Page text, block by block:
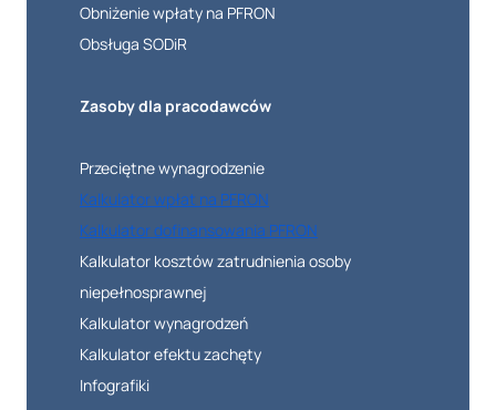
Obniżenie wpłaty na PFRON
Obsługa SODiR
Zasoby dla pracodawców
Przeciętne wynagrodzenie
Kalkulator wpłat na PFRON
Kalkulator dofinansowania PFRON
Kalkulator kosztów zatrudnienia osoby
niepełnosprawnej
Kalkulator wynagrodzeń
Kalkulator efektu zachęty
Infografiki